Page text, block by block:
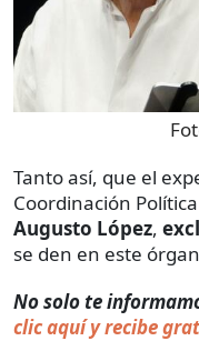
Tanto así, que el
Coordinación
Augusto López,
se den en este
No solo te
clic aquí y recibe